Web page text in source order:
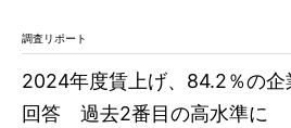
調査リポート
2024年度賃上げ、84.2％の企
回答 過去2番目の高水準に